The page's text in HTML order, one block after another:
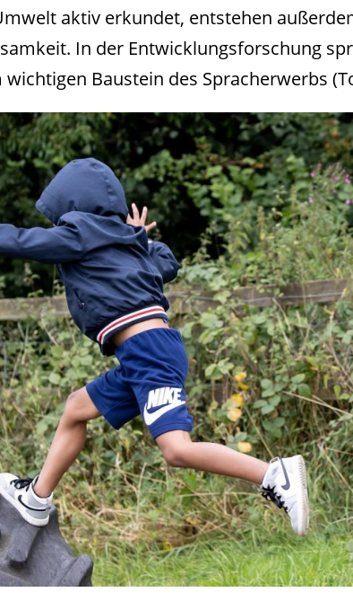
aktiv erkundet, entstehen
In der Entwicklungsforschung
wichtigen Baustein des Spracherwerbs